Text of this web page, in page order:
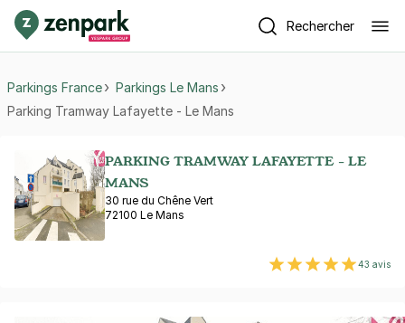
Rechercher
Parkings France
Parkings Le Mans
Parking Tramway Lafayette - Le Mans
PARKING TRAMWAY LAFAYETTE - LE
MANS
30 rue du Chêne Vert
72100 Le Mans
43 avis